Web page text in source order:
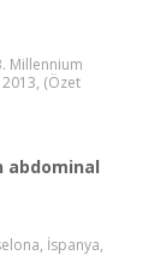
Millennium
(Özet
abdominal
İspanya,